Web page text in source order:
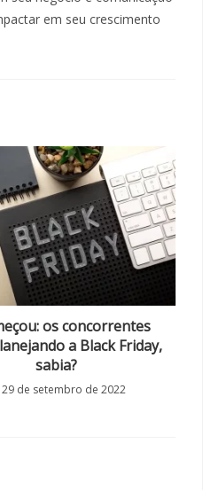
em seu crescimento
os concorrentes
a Black Friday,
sabia?
29 de setembro de 2022